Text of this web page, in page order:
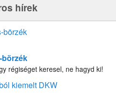
hírek
börzék
régiséget keresel, ne hagyd ki!